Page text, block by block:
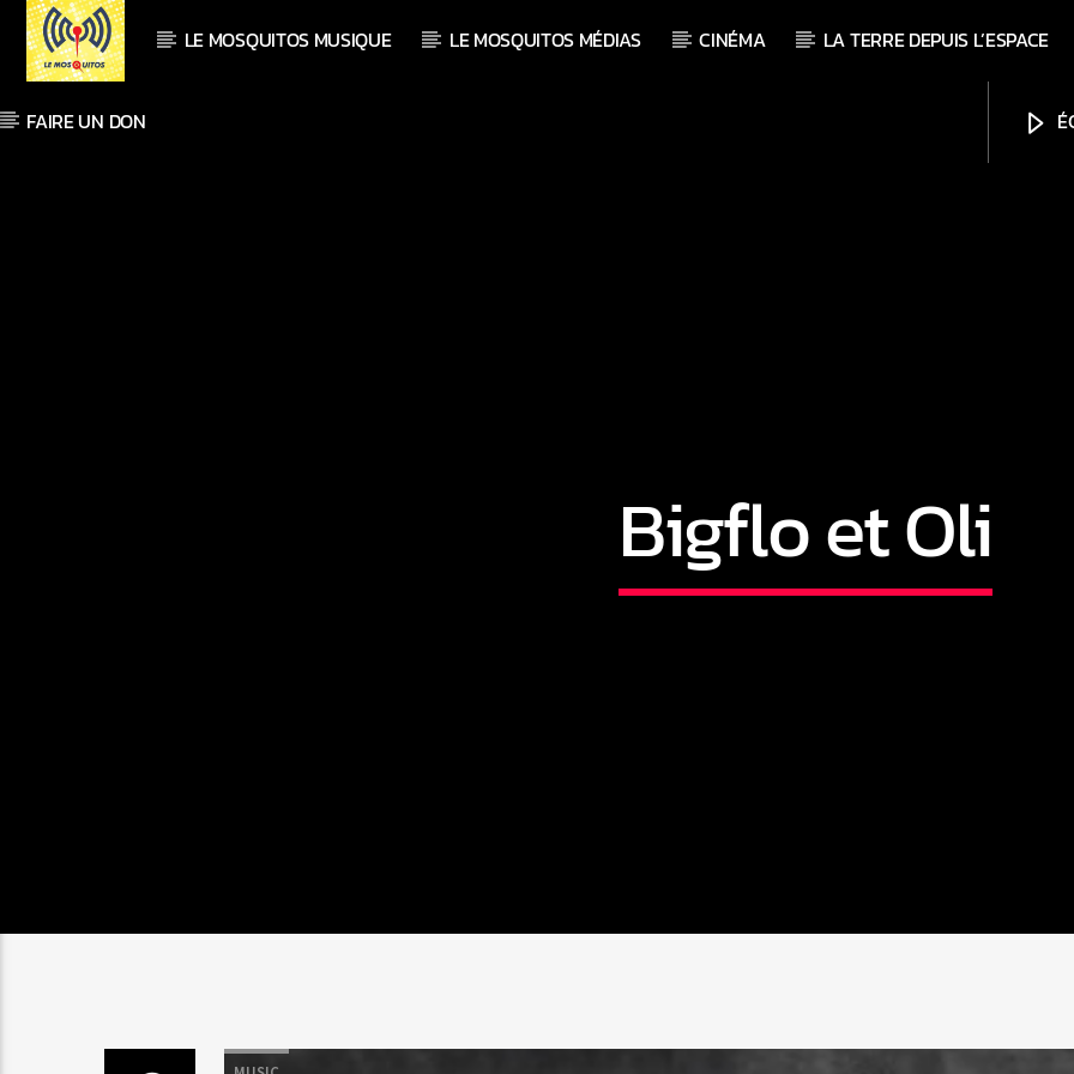
LE MOSQUITOS MUSIQUE LE MOSQUITOS MÉDIAS CINÉMA LA TERRE DEPUIS L’ESPACE
FAIRE UN DON
Bigflo et Oli